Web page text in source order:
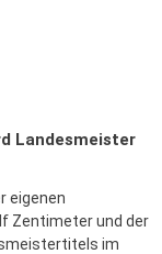
Landesmeister
eigenen
Zentimeter und der
im